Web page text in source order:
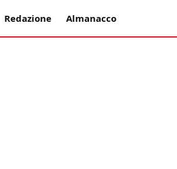
Redazione Almanacco